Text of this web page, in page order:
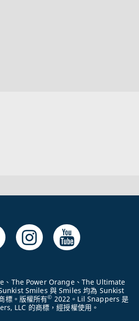
、The Power Orange、The Ultimate
Smiles 與 Smiles 均為 Sunkist
標。版權所有© 2022。Lil Snappers 是
LLC 的商標，經授權使用。